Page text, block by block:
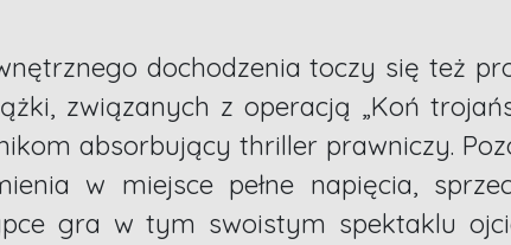
dochodzenia toczy się też
związanych z operacją „Koń
absorbujący thriller prawniczy.
w miejsce pełne napięcia,
gra w tym swoistym spektaklu